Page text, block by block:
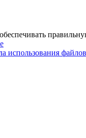
использования